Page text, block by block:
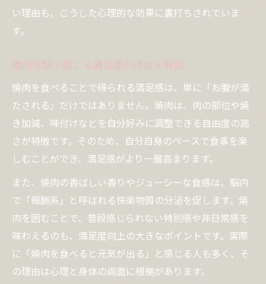
い理由も、こうした心理的な効果に裏打ちされていま
す。
焼肉体験で感じる満足感の理由を解説
焼肉を食べることで得られる満足感は、単に「お腹が満
たされる」だけではありません。焼肉は、肉の部位や焼
き加減、味付けなどを自分好みに調整できる自由度の高
さが特徴です。そのため、自分自身のペースで食事を楽
しむことができ、満足感がより一層高まります。
また、焼肉の香ばしい香りやジューシーな食感は、脳内
で「報酬系」と呼ばれる快楽物質の分泌を促します。焼
肉を囲むことで、普段感じられない特別感や非日常感を
味わえるのも、満足度向上の大きなポイントです。実際
に「焼肉を食べると元気が出る」と感じる人も多く、そ
の理由は心理と身体の両面に根拠があります。